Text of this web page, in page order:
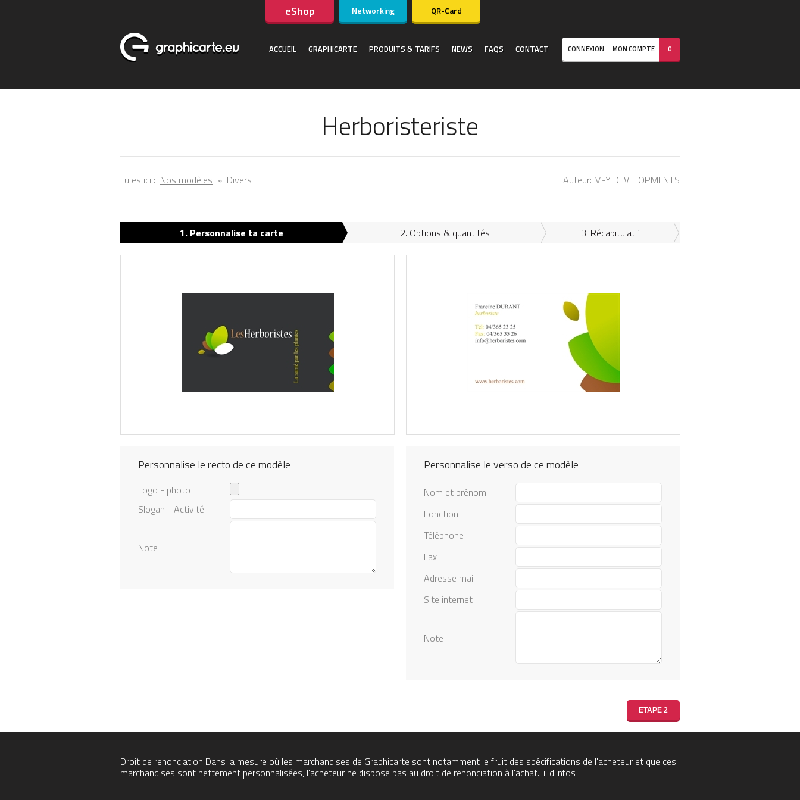
eShop Networking QR-Card
ACCUEIL GRAPHICARTE PRODUITS & TARIFS NEWS FAQS CONTACT CONNEXION MON COMPTE 0
Herboristeriste
Tu es ici : Nos modèles » Divers Auteur: M-Y DEVELOPMENTS
1. Personnalise ta carte 2. Options & quantités 3. Récapitulatif
Personnalise le recto de ce modèle
Logo - photo
Slogan - Activité
Note
Personnalise le verso de ce modèle
Nom et prénom
Fonction
Téléphone
Fax
Adresse mail
Site internet
Note
Droit de renonciation Dans la mesure où les marchandises de Graphicarte sont notamment le fruit des spécifications de l'acheteur et que ces
marchandises sont nettement personnalisées, l'acheteur ne dispose pas au droit de renonciation à l'achat. + d'infos